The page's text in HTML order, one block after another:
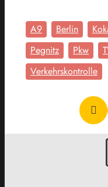
A9 Berlin
Pegnitz
Pkw
Verkehrskontrolle